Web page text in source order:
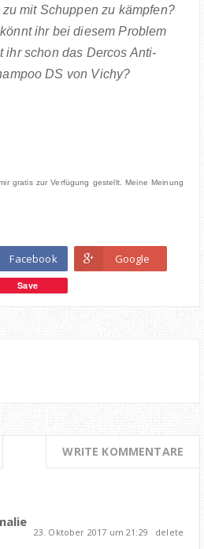
mit Schuppen zu kämpfen?
ihr bei diesem Problem
ihr schon das Dercos Anti-
DS von Vichy?
gratis zur Verfügung gestellt. Meine Meinung
Facebook Google
Save
WRITE KOMMENTARE
23. Oktober 2017 um 21:29 delete